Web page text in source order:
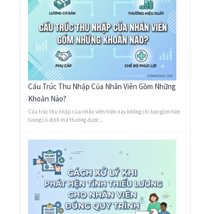
Cấu Trúc Thu Nhập Của Nhân Viên Gồm Những
Khoản Nào?
Cấu trúc thu nhập của nhân viên hiện nay không chỉ bao gồm tiền
lương cố định mà thường được...